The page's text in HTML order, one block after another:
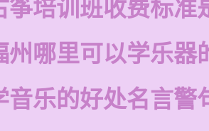
筝培训班收费标准
州哪里可以学乐器
音乐的好处名言警